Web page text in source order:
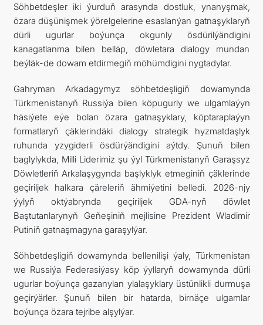
Söhbetdeşler iki ýurduň arasynda dostluk, ynanyşmak,
özara düşünişmek ýörelgelerine esaslanýan gatnaşyklaryň
dürli ugurlar boýunça okgunly ösdürilýändigini
kanagatlanma bilen belläp, döwletara dialogy mundan
beýläk-de dowam etdirmegiň möhümdigini nygtadylar.
Gahryman Arkadagymyz söhbetdeşligiň dowamynda
Türkmenistanyň Russiýa bilen köpugurly we ulgamlaýyn
häsiýete eýe bolan özara gatnaşyklary, köptaraplaýyn
formatlaryň çäklerindäki dialogy strategik hyzmatdaşlyk
ruhunda yzygiderli ösdürýändigini aýtdy. Şunuň bilen
baglylykda, Milli Liderimiz şu ýyl Türkmenistanyň Garaşsyz
Döwletleriň Arkalaşygynda başlyklyk etmeginiň çäklerinde
geçiriljek halkara çäreleriň ähmiýetini belledi. 2026-njy
ýylyň oktýabrynda geçiriljek GDA-nyň döwlet
Baştutanlarynyň Geňeşiniň mejlisine Prezident Wladimir
Putiniň gatnaşmagyna garaşylýar.
Söhbetdeşligiň dowamynda bellenilişi ýaly, Türkmenistan
we Russiýa Federasiýasy köp ýyllaryň dowamynda dürli
ugurlar boýunça gazanylan ylalaşyklary üstünlikli durmuşa
geçirýärler. Şunuň bilen bir hatarda, birnäçe ulgamlar
boýunça özara tejribe alşylýar.